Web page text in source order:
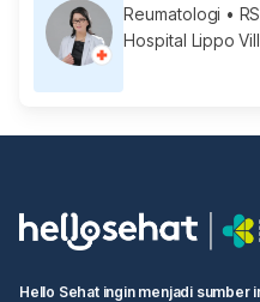
Reumatologi •
Hospital Lippo
Hello Sehat ingin menjadi sumber